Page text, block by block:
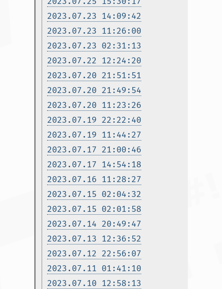
2023.07.23 14:09:42
2023.07.23 11:26:00
2023.07.23 02:31:13
2023.07.22 12:24:20
2023.07.20 21:51:51
2023.07.20 21:49:54
2023.07.20 11:23:26
2023.07.19 22:22:40
2023.07.19 11:44:27
2023.07.17 21:00:46
2023.07.17 14:54:18
2023.07.16 11:28:27
2023.07.15 02:04:32
2023.07.15 02:01:58
2023.07.14 20:49:47
2023.07.13 12:36:52
2023.07.12 22:56:07
2023.07.11 01:41:10
2023.07.10 12:58:13